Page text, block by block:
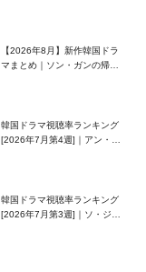
【2026年8月】新作韓国ドラ
マまとめ｜ソン・ガンの帰
韓国ドラマ視聴率ランキング
[2026年7月第4週]｜アン・ヒ
韓国ドラマ視聴率ランキング
[2026年7月第3週]｜ソ・ジソ